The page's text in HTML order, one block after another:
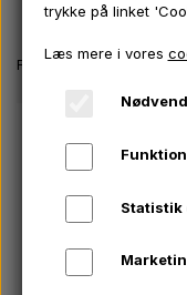
Forside Massey
trykke på linket
Læs mere i vores
Statistik